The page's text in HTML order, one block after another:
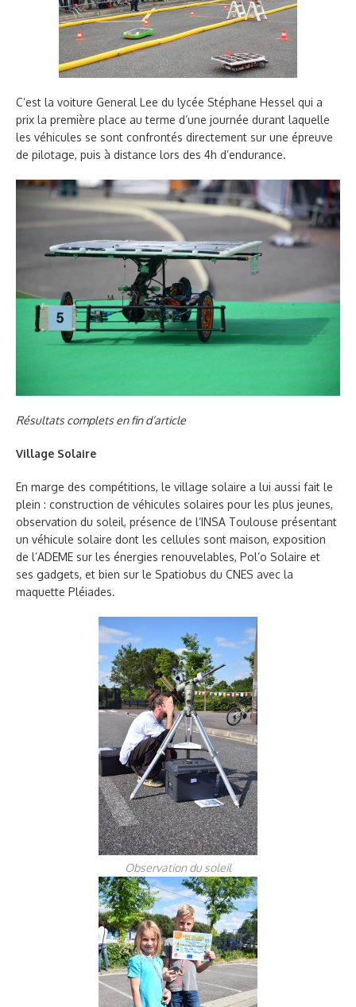
C’est la voiture General Lee du lycée Stéphane Hessel qui a
prix la première place au terme d’une journée durant laquelle
les véhicules se sont confrontés directement sur une épreuve
de pilotage, puis à distance lors des 4h d’endurance.
Résultats complets en fin d’article
Village Solaire
En marge des compétitions, le village solaire a lui aussi fait le
plein : construction de véhicules solaires pour les plus jeunes,
observation du soleil, présence de l’INSA Toulouse présentant
un véhicule solaire dont les cellules sont maison, exposition
de l’ADEME sur les énergies renouvelables, Pol’o Solaire et
ses gadgets, et bien sur le Spatiobus du CNES avec la
maquette Pléiades.
Observation du soleil